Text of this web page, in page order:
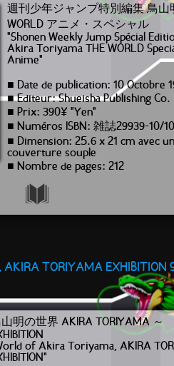
週刊少年ジャンプ特別編集 鳥山
WORLD アニメ・スペシャル
"Shonen Weekly Jump Spécial
Akira Toriyama THE WORLD
Anime"
■ Date de publication: 10 Octobre
■ Editeur: Shueisha Publishing Co.
■ Prix: 390¥ "Yen"
■ Numéros ISBN: 雑誌29939-10/10
■ Dimension: 25.6 x 21 cm avec
couverture souple
■ Nombre de pages: 212
TORIYAMA EXHIBITION
明の世界 AKIRA TORIYAMA ～
of Akira Toriyama, AKIRA